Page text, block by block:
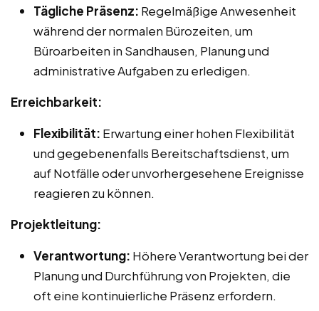
Tägliche Präsenz: Regelmäßige Anwesenheit
während der normalen Bürozeiten, um
Büroarbeiten in Sandhausen, Planung und
administrative Aufgaben zu erledigen.
Erreichbarkeit:
Flexibilität: Erwartung einer hohen Flexibilität
und gegebenenfalls Bereitschaftsdienst, um
auf Notfälle oder unvorhergesehene Ereignisse
reagieren zu können.
Projektleitung:
Verantwortung: Höhere Verantwortung bei der
Planung und Durchführung von Projekten, die
oft eine kontinuierliche Präsenz erfordern.